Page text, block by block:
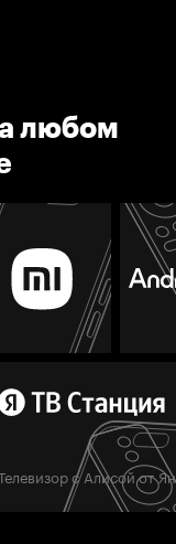
любом
с Алисой от